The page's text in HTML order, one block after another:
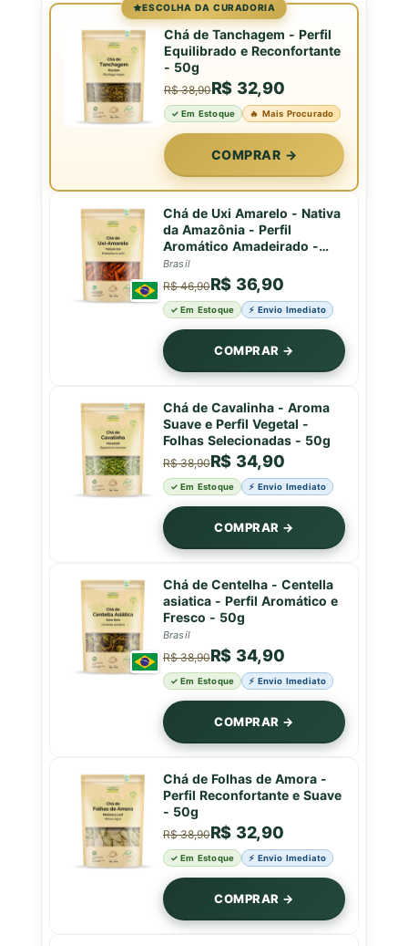
ESCOLHA DA CURADORIA
Chá de Tanchagem - Perfil
Equilibrado e Reconfortante
- 50g
R$ 38,90R$ 32,90
✓ Em Estoque 🔥 Mais Procurado
COMPRAR →
Chá de Uxi Amarelo - Nativa
da Amazônia - Perfil
Aromático Amadeirado -
50g
Brasil
R$ 46,90R$ 36,90
✓ Em Estoque ⚡ Envio Imediato
COMPRAR →
Chá de Cavalinha - Aroma
Suave e Perfil Vegetal -
Folhas Selecionadas - 50g
R$ 38,90R$ 34,90
✓ Em Estoque ⚡ Envio Imediato
COMPRAR →
Chá de Centelha - Centella
asiatica - Perfil Aromático e
Fresco - 50g
Brasil
R$ 38,90R$ 34,90
✓ Em Estoque ⚡ Envio Imediato
COMPRAR →
Chá de Folhas de Amora -
Perfil Reconfortante e Suave
- 50g
R$ 38,90R$ 32,90
✓ Em Estoque ⚡ Envio Imediato
COMPRAR →